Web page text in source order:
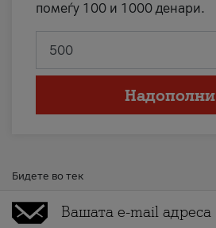
помеѓу 100 и 1000 денари.
Надополни
Бидете во тек